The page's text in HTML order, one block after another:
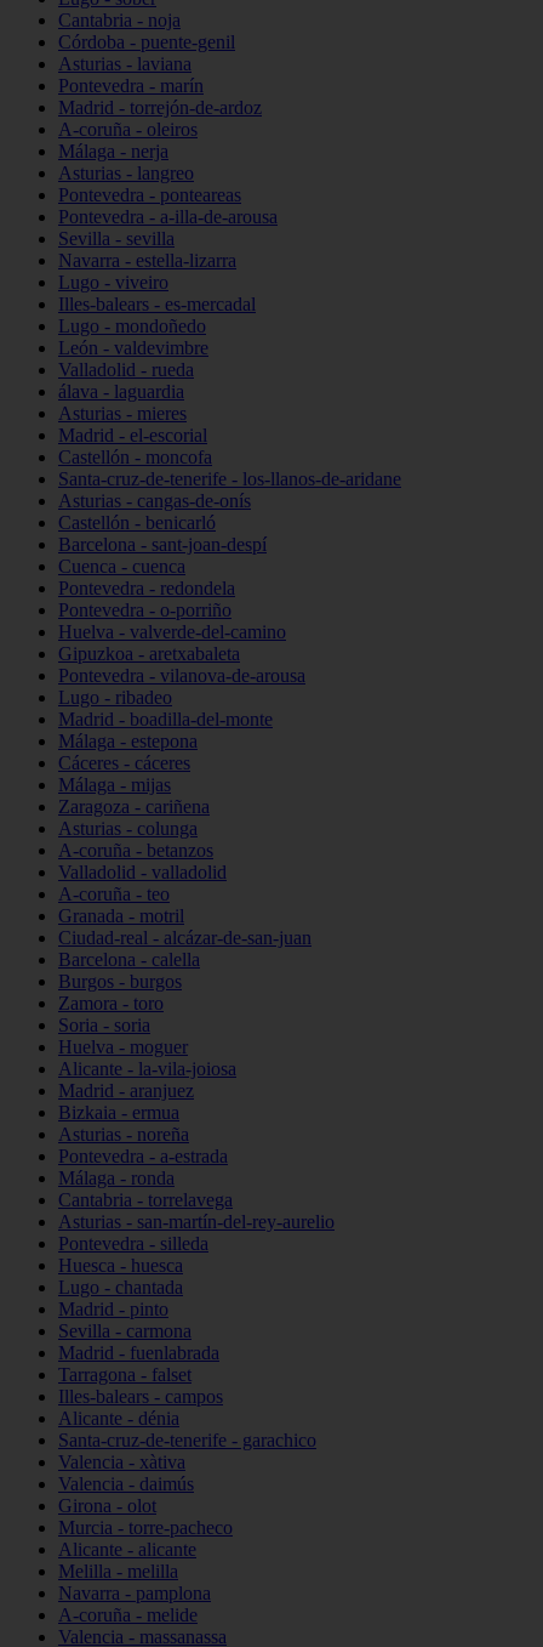
Cantabria - noja
Córdoba - puente-genil
Asturias - laviana
Pontevedra - marín
Madrid - torrejón-de-ardoz
A-coruña - oleiros
Málaga - nerja
Asturias - langreo
Pontevedra - ponteareas
Pontevedra - a-illa-de-arousa
Sevilla - sevilla
Navarra - estella-lizarra
Lugo - viveiro
Illes-balears - es-mercadal
Lugo - mondoñedo
León - valdevimbre
Valladolid - rueda
álava - laguardia
Asturias - mieres
Madrid - el-escorial
Castellón - moncofa
Santa-cruz-de-tenerife - los-llanos-de-aridane
Asturias - cangas-de-onís
Castellón - benicarló
Barcelona - sant-joan-despí
Cuenca - cuenca
Pontevedra - redondela
Pontevedra - o-porriño
Huelva - valverde-del-camino
Gipuzkoa - aretxabaleta
Pontevedra - vilanova-de-arousa
Lugo - ribadeo
Madrid - boadilla-del-monte
Málaga - estepona
Cáceres - cáceres
Málaga - mijas
Zaragoza - cariñena
Asturias - colunga
A-coruña - betanzos
Valladolid - valladolid
A-coruña - teo
Granada - motril
Ciudad-real - alcázar-de-san-juan
Barcelona - calella
Burgos - burgos
Zamora - toro
Soria - soria
Huelva - moguer
Alicante - la-vila-joiosa
Madrid - aranjuez
Bizkaia - ermua
Asturias - noreña
Pontevedra - a-estrada
Málaga - ronda
Cantabria - torrelavega
Asturias - san-martín-del-rey-aurelio
Pontevedra - silleda
Huesca - huesca
Lugo - chantada
Madrid - pinto
Sevilla - carmona
Madrid - fuenlabrada
Tarragona - falset
Illes-balears - campos
Alicante - dénia
Santa-cruz-de-tenerife - garachico
Valencia - xàtiva
Valencia - daimús
Girona - olot
Murcia - torre-pacheco
Alicante - alicante
Melilla - melilla
Navarra - pamplona
A-coruña - melide
Valencia - massanassa